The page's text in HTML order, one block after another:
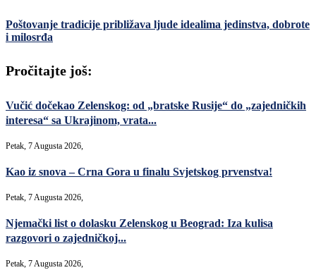
Poštovanje tradicije približava ljude idealima jedinstva, dobrote
i milosrđa
Pročitajte još:
Vučić dočekao Zelenskog: od „bratske Rusije“ do „zajedničkih
interesa“ sa Ukrajinom, vrata...
Petak, 7 Augusta 2026,
Kao iz snova – Crna Gora u finalu Svjetskog prvenstva!
Petak, 7 Augusta 2026,
Njemački list o dolasku Zelenskog u Beograd: Iza kulisa
razgovori o zajedničkoj...
Petak, 7 Augusta 2026,